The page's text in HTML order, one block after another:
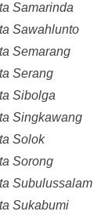
Samarinda
Sawahlunto
Semarang
Serang
Sibolga
Singkawang
Solok
Sorong
Subulussalam
Sukabumi